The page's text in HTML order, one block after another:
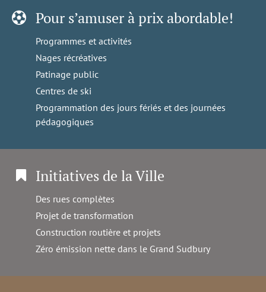
Pour s’amuser à prix abordable!
Programmes et activités
Nages récréatives
Patinage public
Centres de ski
Programmation des jours fériés et des journées
pédagogiques
Initiatives de la Ville
Des rues complètes
Projet de transformation
Construction routière et projets
Zéro émission nette dans le Grand Sudbury